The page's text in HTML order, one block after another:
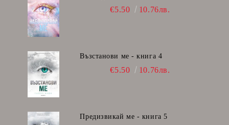
€5.50 10.76лв.
Възстанови ме - книга 4
€5.50 10.76лв.
Предизвикай ме - книга 5